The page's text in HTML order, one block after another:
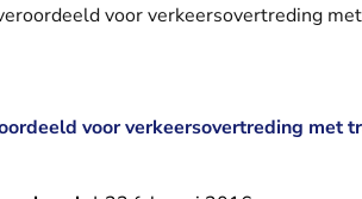
voor verkeersovertreding
voor verkeersovertreding met